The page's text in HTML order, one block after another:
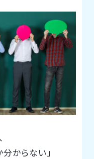
からない」